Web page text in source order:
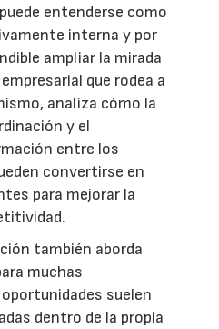
entenderse como
interna y por
ampliar la mirada
que rodea a
analiza cómo la
y el
entre los
convertirse en
para mejorar la
también aborda
muchas
suelen
dentro de la propia